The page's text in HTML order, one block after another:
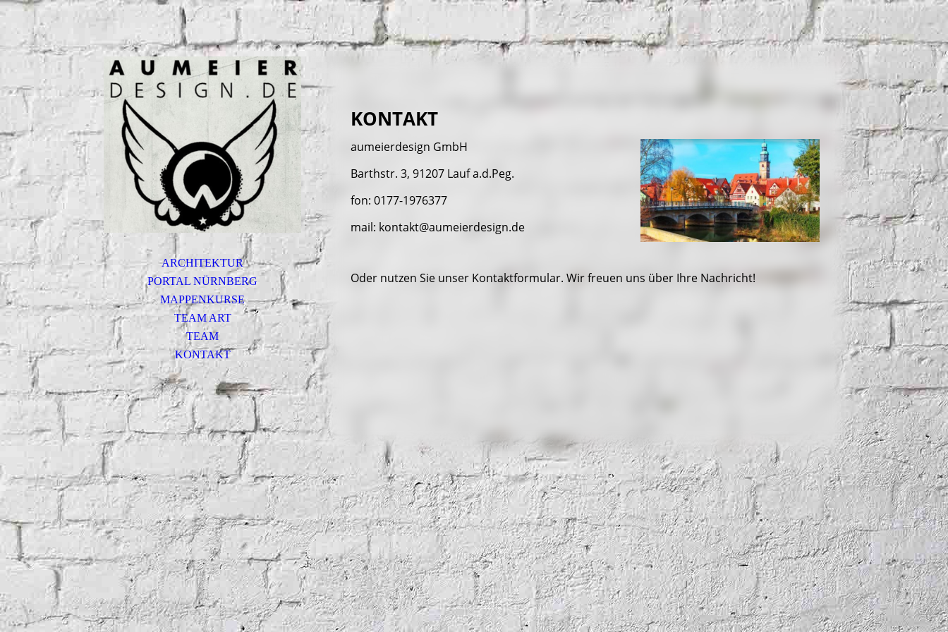
ARCHITEKTUR
PORTAL NÜRNBERG
MAPPENKURSE
TEAM ART
TEAM
KONTAKT
KONTAKT
aumeierdesign GmbH
Barthstr. 3, 91207 Lauf a.d.Peg.
fon: 0177-1976377
mail: kontakt@aumeierdesign.de
Oder nutzen Sie unser Kontaktformular. Wir freuen uns über Ihre Nachricht!